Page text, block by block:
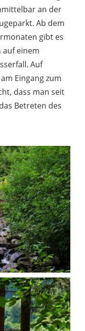
an der
Ab dem
gibt es
auf einem
Auf
Eingang zum
dass man seit
Betreten des